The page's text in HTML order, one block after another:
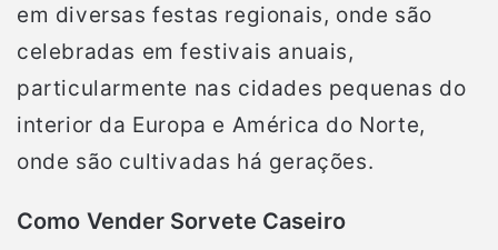
em diversas festas regionais, onde são
celebradas em festivais anuais,
particularmente nas cidades pequenas do
interior da Europa e América do Norte,
onde são cultivadas há gerações.
Como Vender Sorvete Caseiro